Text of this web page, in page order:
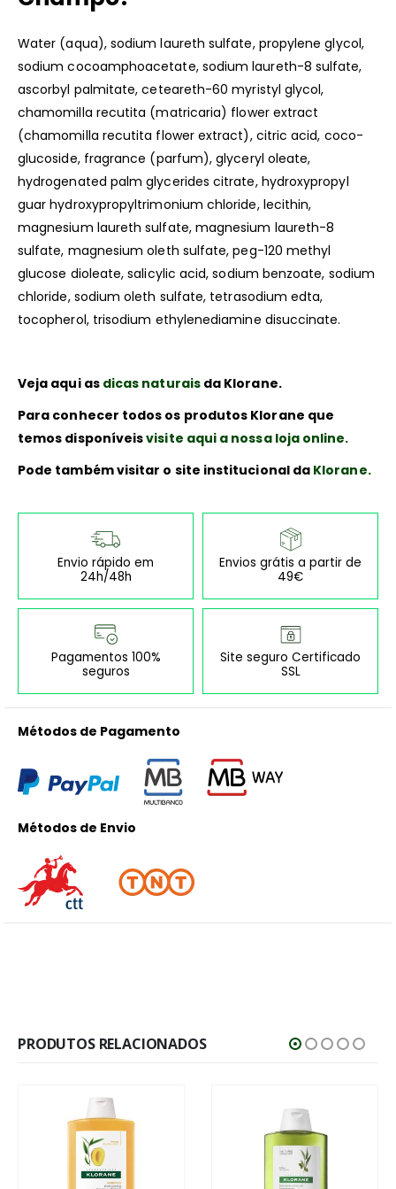
Water (aqua), sodium laureth sulfate, propylene glycol,
sodium cocoamphoacetate, sodium laureth-8 sulfate,
ascorbyl palmitate, ceteareth-60 myristyl glycol,
chamomilla recutita (matricaria) flower extract
(chamomilla recutita flower extract), citric acid, coco-
glucoside, fragrance (parfum), glyceryl oleate,
hydrogenated palm glycerides citrate, hydroxypropyl
guar hydroxypropyltrimonium chloride, lecithin,
magnesium laureth sulfate, magnesium laureth-8
sulfate, magnesium oleth sulfate, peg-120 methyl
glucose dioleate, salicylic acid, sodium benzoate, sodium
chloride, sodium oleth sulfate, tetrasodium edta,
tocopherol, trisodium ethylenediamine disuccinate.
Veja aqui as dicas naturaisda Klorane.
Para conhecer todos os produtos Klorane que
temos disponíveisvisite aqui a nossa loja online.
Pode também visitar o site institucional da Klorane.
Envio rápido em
24h/48h
Envios grátis a partir de
49€
Pagamentos 100%
seguros
Site seguro Certificado
SSL
Métodos de Pagamento
Métodos de Envio
PRODUTOS RELACIONADOS